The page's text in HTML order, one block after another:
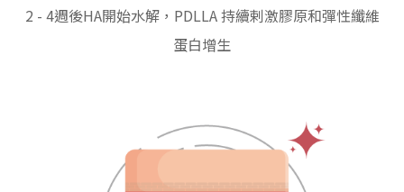
2 - 4週後HA開始水解，PDLLA 持續剌激膠原和彈性纖維
蛋白增生